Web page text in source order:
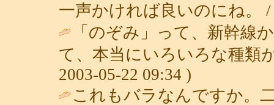
一声かければ良いのにね。
「のぞみ」って、新幹
て、本当にいろいろな種類
2003-05-22 09:34 )
これもバラなんですか。